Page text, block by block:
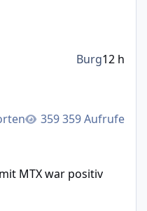
359 Aufrufe
Burg12 h
MTX war positiv